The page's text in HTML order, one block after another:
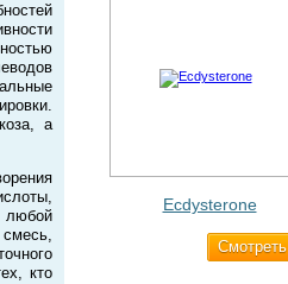
а
кто
Ecdysterone
Cмотреть